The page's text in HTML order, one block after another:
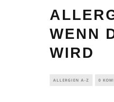
WENN
WIRD
ALLERGIEN A-Z 0